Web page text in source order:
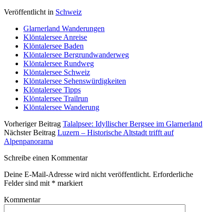
Veröffentlicht in Schweiz
Glarnerland Wanderungen
Klöntalersee Anreise
Klöntalersee Baden
Klöntalersee Bergrundwanderweg
Klöntalersee Rundweg
Klöntalersee Schweiz
Klöntalersee Sehenswürdigkeiten
Klöntalersee Tipps
Klöntalersee Trailrun
Klöntalersee Wanderung
Vorheriger Beitrag Talalpsee: Idyllischer Bergsee im Glarnerland
Nächster Beitrag Luzern – Historische Altstadt trifft auf
Alpenpanorama
Schreibe einen Kommentar
Deine E-Mail-Adresse wird nicht veröffentlicht. Erforderliche
Felder sind mit * markiert
Kommentar